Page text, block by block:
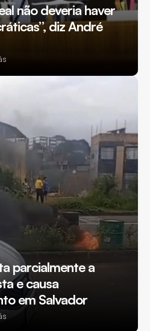
não deveria haver
diz André
parcialmente a
e causa
em Salvador